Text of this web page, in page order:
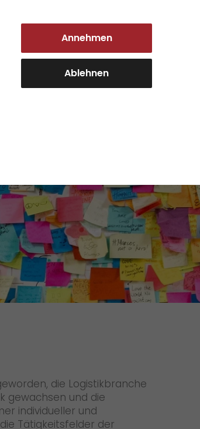
Login Kundenportal
>
Stellen
bei GO!
Initiativbewerbung als Kurier
Initiativbewerbung als Mitarbeiter
Initiativbewerbung als Sortierkraft
die Logistikbranche
gewachsen und die
individueller und
Tätigkeitsfelder der
Annehmen
Ablehnen